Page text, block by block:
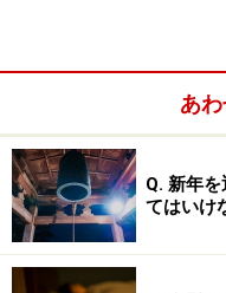
結婚式に夫婦で出
結婚式に夫婦で
あ
Q. 新年
てはいけ